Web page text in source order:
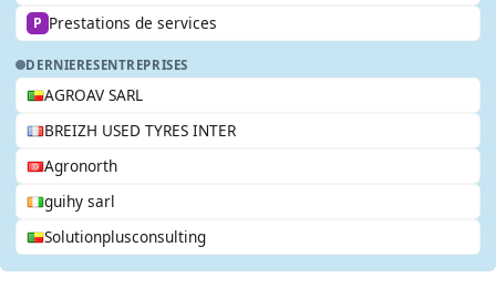
P Prestations de services
DERNIERESENTREPRISES
AGROAV SARL
BREIZH USED TYRES INTER
Agronorth
guihy sarl
Solutionplusconsulting